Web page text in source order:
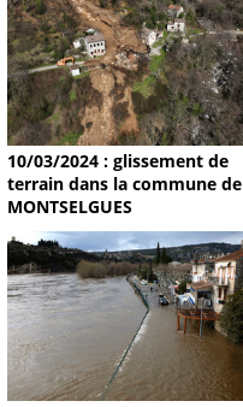
10/03/2024 : glissement de
terrain dans la commune de
MONTSELGUES